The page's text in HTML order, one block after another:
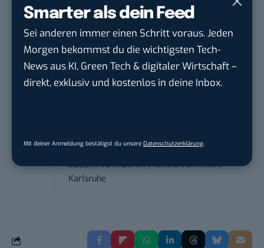
Smarter als dein Feed
Sei anderen immer einen Schritt voraus. Jeden
Morgen bekommst du die wichtigsten Tech-
News aus KI, Green Tech & digitaler Wirtschaft –
direkt, exklusiv und kostenlos in deine Inbox.
Mit deiner Anmeldung bestätigst du unsere Datenschutzerklärung
Senior ASIC Digital Lead – ATPG & M...
Bosch GruppeinReutlingen
Volontärin / Volontär für
Kommunikation mit d...
DIHK | Deutsche Industrie- und
Engagement / Soci...
BBBank eGinBerlin, Frankfurt am Main,
Karlsruhe